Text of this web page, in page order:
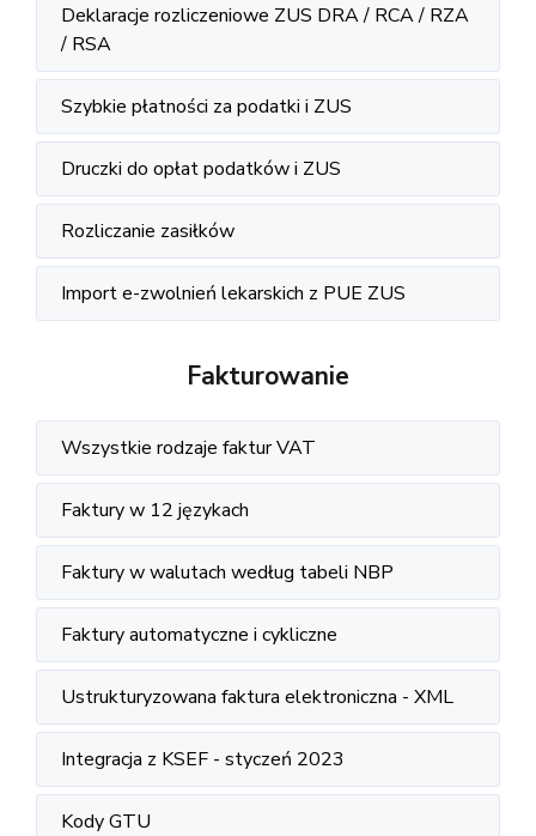
Deklaracje rozliczeniowe ZUS DRA / RCA / RZA
/ RSA
Szybkie płatności za podatki i ZUS
Druczki do opłat podatków i ZUS
Rozliczanie zasiłków
Import e-zwolnień lekarskich z PUE ZUS
Fakturowanie
Wszystkie rodzaje faktur VAT
Faktury w 12 językach
Faktury w walutach według tabeli NBP
Faktury automatyczne i cykliczne
Ustrukturyzowana faktura elektroniczna - XML
Integracja z KSEF - styczeń 2023
Kody GTU